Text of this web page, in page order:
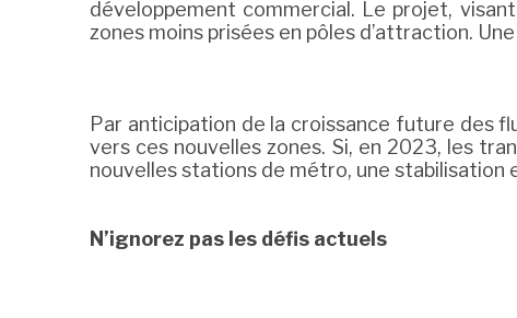
développement commercial. Le projet,
zones moins prisées en pôles d’attraction.
Par anticipation de la croissance future des
vers ces nouvelles zones. Si, en 2023, les
nouvelles stations de métro, une stabilisation
N’ignorez pas les défis actuels